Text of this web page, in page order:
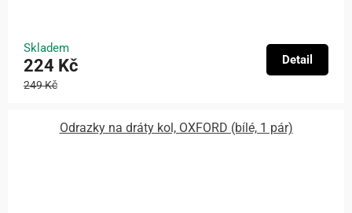
Skladem
224 Kč
249 Kč
Detail
Odrazky na dráty kol, OXFORD (bílé, 1 pár)